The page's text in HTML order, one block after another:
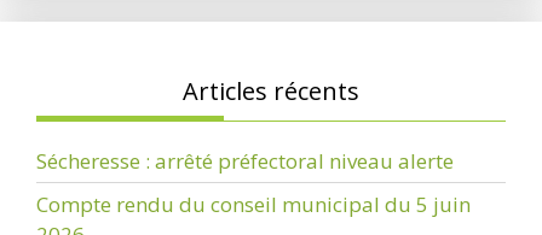
Articles récents
Sécheresse : arrêté préfectoral niveau alerte
Compte rendu du conseil municipal du 5 juin